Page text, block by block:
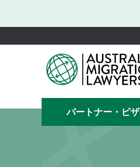
パートナー・ビザ